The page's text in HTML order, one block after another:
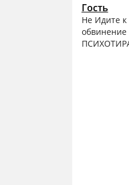
Гость
Не Идите к
обвинение